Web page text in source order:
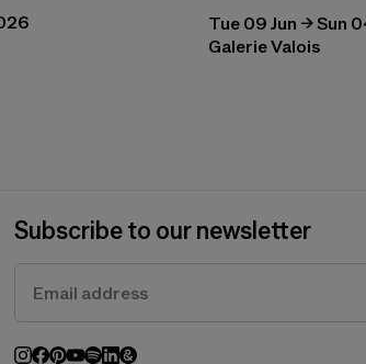
Tue 09 Jun → Sun
Galerie Valois
Subscribe to our newsletter
You can unsubscribe at any time using the unsubscribe